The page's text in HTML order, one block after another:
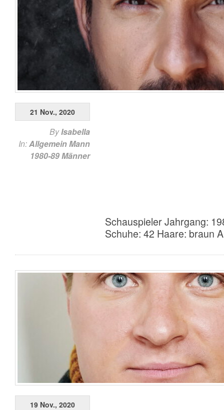
Schauspieler Jahrgang:
Schuhe: 42 Haare: braun
21 Nov., 2020
ByIsabella
In:AllgemeinMann
1980-89Männer
19 Nov., 2020